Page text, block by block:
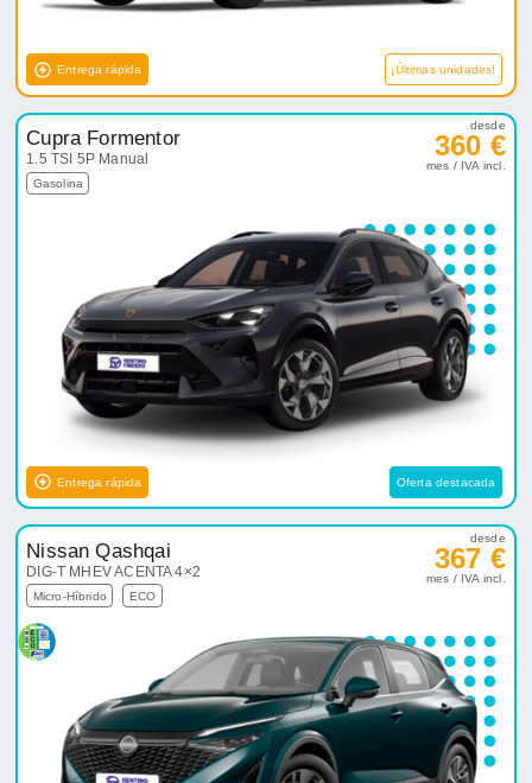
Entrega rápida ¡Últimas unidades!
Cupra Formentor
1.5 TSI 5P Manual
Gasolina
desde
360 €
mes / IVA incl.
Entrega rápida Oferta destacada
Nissan Qashqai
DIG-T MHEV ACENTA 4×2
Micro-Híbrido ECO
desde
367 €
mes / IVA incl.